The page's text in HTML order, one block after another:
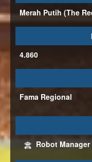
Merah Putih (The
4.860
Fama Regional
Robot Manager